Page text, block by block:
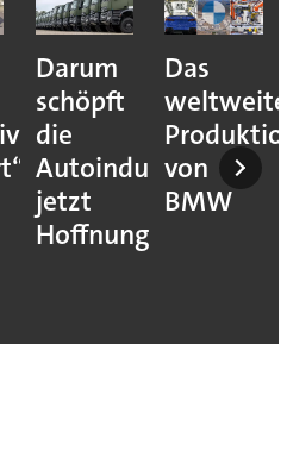
Darum
schöpft
die
Autoindustrie
jetzt
Hoffnung
Das
von
BMW